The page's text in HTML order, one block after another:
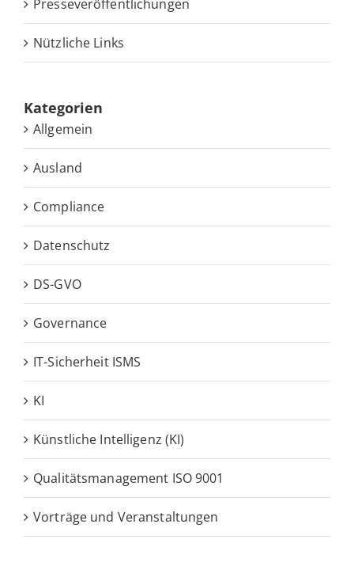
Pres­se­ver­öf­fent­li­chun­gen
Nütz­li­che Links
Ka­te­go­rien
Allgemein
Ausland
Compliance
Datenschutz
DS-GVO
Governance
IT-Sicherheit ISMS
KI
Künstliche Intelligenz (KI)
Qualitätsmanagement ISO 9001
Vorträge und Veranstaltungen